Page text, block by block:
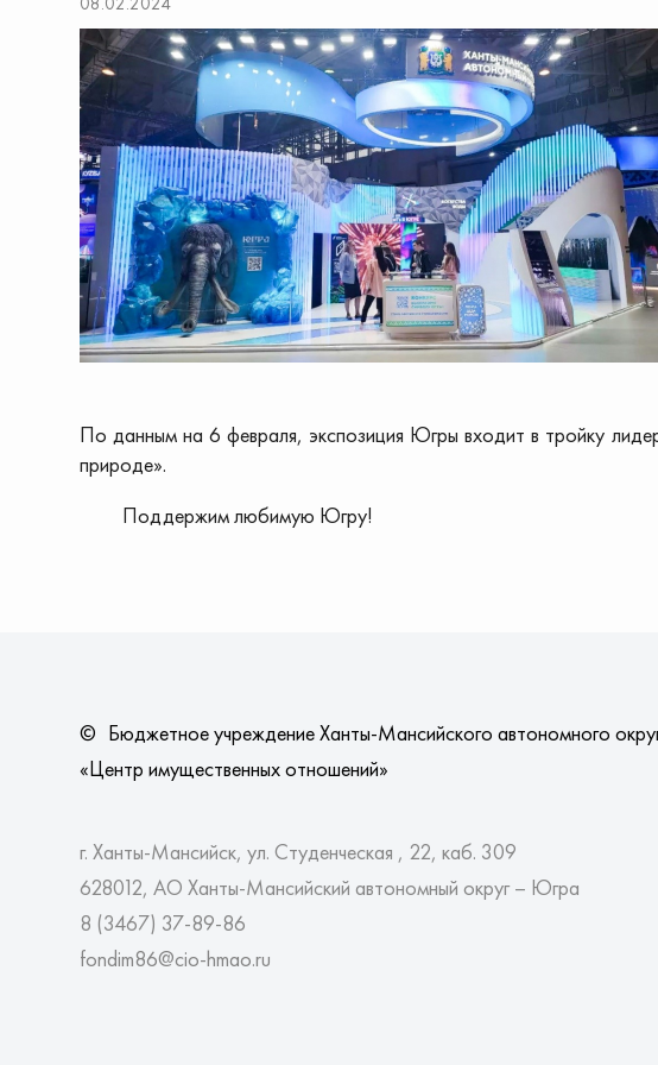
По данным на 6 февраля, экспозиция Югры входит в тройку
природе».
Поддержим любимую Югру!
© Бюджетное учреждение Ханты-Мансийского автономного
«Центр имущественных отношений»
г. Ханты-Мансийск, ул. Студенческая , 22, каб. 309
628012, АО Ханты-Мансийский автономный округ – Югра
8 (3467) 37-89-86
fondim86@cio-hmao.ru